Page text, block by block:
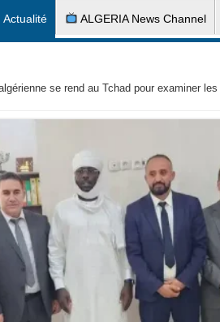
Actualité ALGERIA News Channel
se rend au Tchad pour examiner